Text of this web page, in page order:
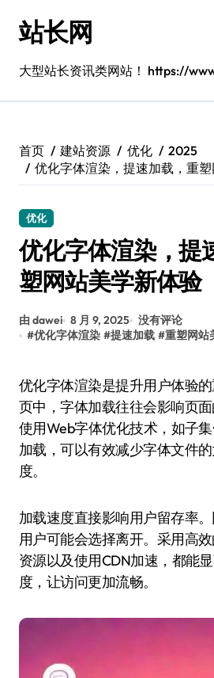
站长网
大型站长资讯类网站！ https://
首页 建站资源 优化
2025
优化字体渲染，提速加载，重
优化
优化字体渲染，提
塑网站美学新体验
由 dawei 8 月 9, 2025 没有评论
#优化字体渲染 #提速加载 #重塑网站
优化字体渲染是提升用户体验的重要环节。现代网
页中，字体加载往往会影响页
使用Web字体优化技术，如子
加载，可以有效减少字体文件
度。
加载速度直接影响用户留存率
用户可能会选择离开。采用高
资源以及使用CDN加速，都能
度，让访问更加流畅。